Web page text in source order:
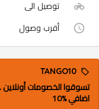
توصيل الى
أقرب وصول
TANGO10
تسوقوا الخصومات
اضافي %10